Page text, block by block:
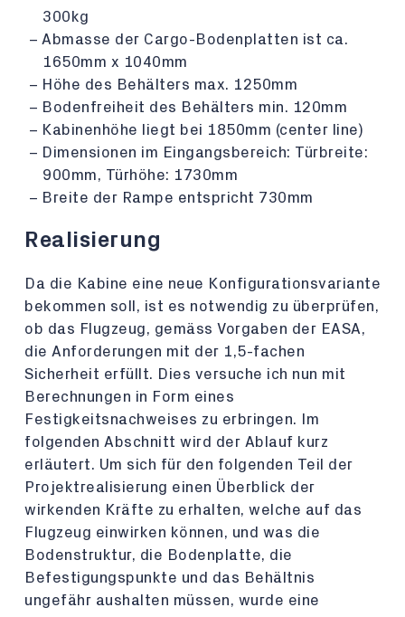
300kg
Abmasse der Cargo-Bodenplatten ist ca.
1650mm x 1040mm
Höhe des Behälters max. 1250mm
Bodenfreiheit des Behälters min. 120mm
Kabinenhöhe liegt bei 1850mm (center line)
Dimensionen im Eingangsbereich: Türbreite:
900mm, Türhöhe: 1730mm
Breite der Rampe entspricht 730mm
Realisierung
Da die Kabine eine neue Konfigurationsvariante
bekommen soll, ist es notwendig zu überprüfen,
ob das Flugzeug, gemäss Vorgaben der EASA,
die Anforderungen mit der 1,5-fachen
Sicherheit erfüllt. Dies versuche ich nun mit
Berechnungen in Form eines
Festigkeitsnachweises zu erbringen. Im
folgenden Abschnitt wird der Ablauf kurz
erläutert. Um sich für den folgenden Teil der
Projektrealisierung einen Überblick der
wirkenden Kräfte zu erhalten, welche auf das
Flugzeug einwirken können, und was die
Bodenstruktur, die Bodenplatte, die
Befestigungspunkte und das Behältnis
ungefähr aushalten müssen, wurde eine